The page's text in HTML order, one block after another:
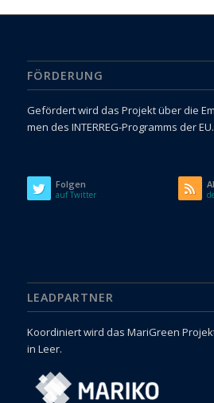
FÖRDERUNG
Gefördert wird das Pro­jekt über die
men des INTERREG-Programms der EU.
Folgen
auf Twitter
LEADPARTNER
Koordiniert wird das MariGreen
in Leer.